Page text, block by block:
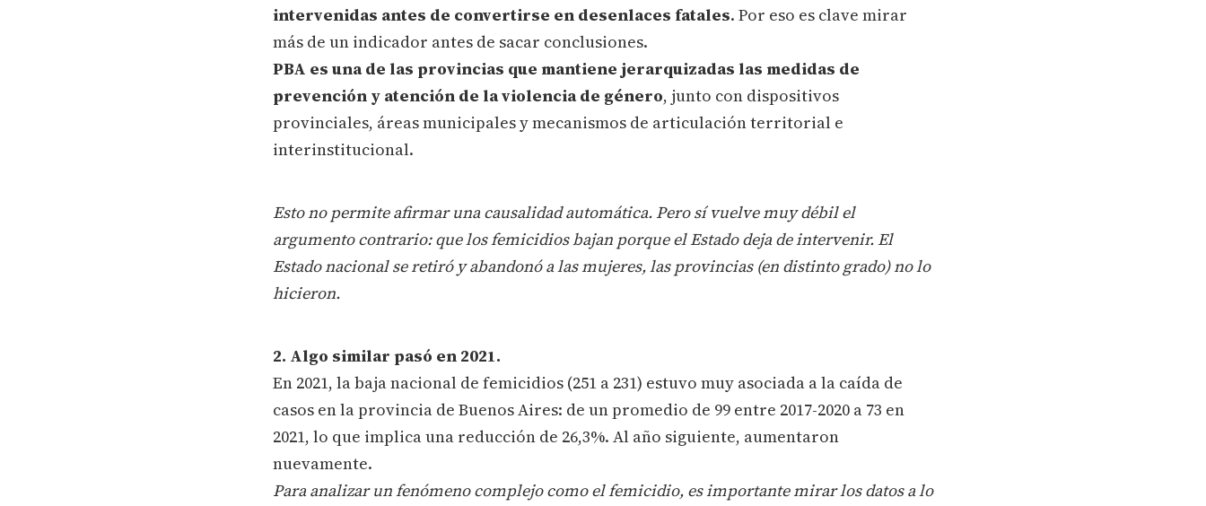
intervenidas antes de convertirse en desenlaces fatales. Por eso es clave mirar
más de un indicador antes de sacar conclusiones.
PBA es una de las provincias que mantiene jerarquizadas las medidas de
prevención y atención de la violencia de género, junto con dispositivos
provinciales, áreas municipales y mecanismos de articulación territorial e
interinstitucional.
Esto no permite afirmar una causalidad automática. Pero sí vuelve muy débil el
argumento contrario: que los femicidios bajan porque el Estado deja de intervenir. El
Estado nacional se retiró y abandonó a las mujeres, las provincias (en distinto grado) no lo
hicieron.
2. Algo similar pasó en 2021.
En 2021, la baja nacional de femicidios (251 a 231) estuvo muy asociada a la caída de
casos en la provincia de Buenos Aires: de un promedio de 99 entre 2017-2020 a 73 en
2021, lo que implica una reducción de 26,3%. Al año siguiente, aumentaron
nuevamente.
Para analizar un fenómeno complejo como el femicidio, es importante mirar los datos a lo